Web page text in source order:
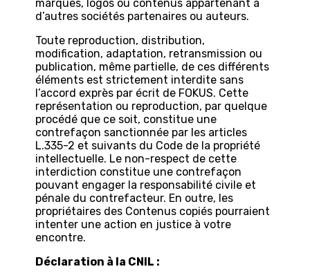
marques, logos ou contenus appartenant à
d’autres sociétés partenaires ou auteurs.
Toute reproduction, distribution,
modification, adaptation, retransmission ou
publication, même partielle, de ces différents
éléments est strictement interdite sans
l’accord exprès par écrit de FOKUS. Cette
représentation ou reproduction, par quelque
procédé que ce soit, constitue une
contrefaçon sanctionnée par les articles
L.335-2 et suivants du Code de la propriété
intellectuelle. Le non-respect de cette
interdiction constitue une contrefaçon
pouvant engager la responsabilité civile et
pénale du contrefacteur. En outre, les
propriétaires des Contenus copiés pourraient
intenter une action en justice à votre
encontre.
Déclaration à la CNIL :